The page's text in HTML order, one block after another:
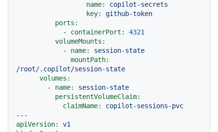
name:
copilot-secrets
key:
github-token
ports:
-
containerPort:
4321
volumeMounts:
-
name:
session-state
mountPath:
/root/.copilot/session-state
volumes:
-
name:
session-state
persistentVolumeClaim:
claimName:
copilot-sessions-pvc
---
apiVersion:
v1